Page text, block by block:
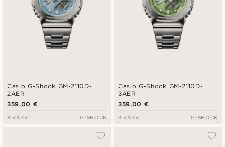
Casio G-Shock GM-2110D-
2AER
359,00 €
3 VÄRVI G-SHOCK
Casio G-Shock GM-2110D-
3AER
359,00 €
3 VÄRVI G-SHOCK